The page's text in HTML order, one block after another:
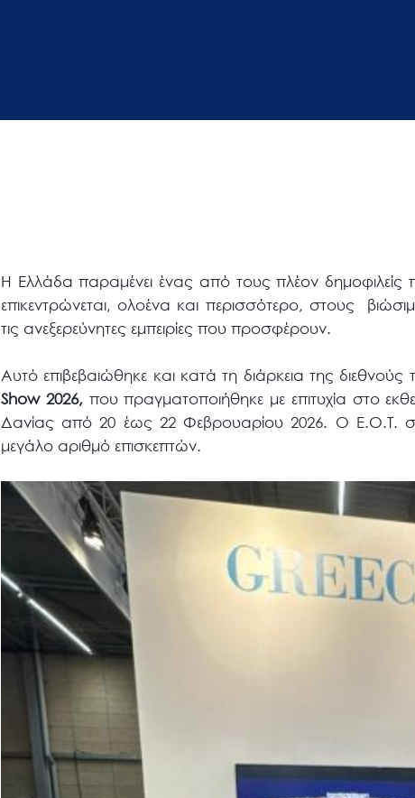
Η Ελλάδα παραμένει ένας από τους πλέον
επικεντρώνεται, ολοένα και περισσότερο, στους
τις ανεξερεύνητες εμπειρίες που προσφέρουν.
Αυτό επιβεβαιώθηκε και κατά τη διάρκεια της διεθνούς
Show2026,που πραγματοποιήθηκε με επιτυχία στο
Δανίας από 20 έως 22 Φεβρουαρίου 2026. Ο Ε.Ο.Τ.
μεγάλο αριθμό επισκεπτών.